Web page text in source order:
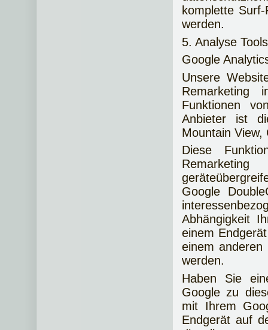
komplette
werden.
5. Analyse
Google
Unsere
Remarketing
Funktionen
Anbieter ist
Mountain View,
Diese
Google
Abhängigkeit
einem
einem anderen
werden.
Haben Sie
Google zu
mit Ihrem
Endgerät auf